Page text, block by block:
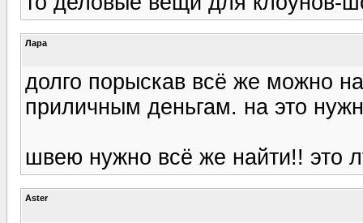
Лара
долго порыскав всё же можно
приличным деньгам. на это
швею нужно всё же найти!! это
Aster